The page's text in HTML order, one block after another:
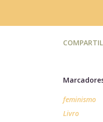
feminismo
Livro